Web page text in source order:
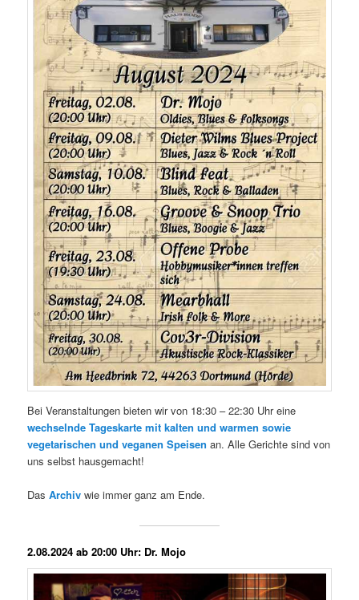
Bei Veranstaltungen bieten wir von 18:30 – 22:30 Uhr eine
wechselnde Tageskarte mit kalten und warmen sowie
vegetarischen und veganen Speisen an. Alle Gerichte sind von
uns selbst hausgemacht!
DasArchiv wie immer ganz am Ende.
2.08.2024 ab 20:00 Uhr: Dr. Mojo